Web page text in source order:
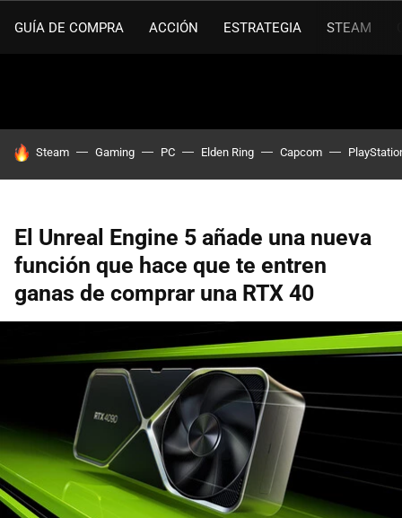
GUÍA DE COMPRA ACCIÓN ESTRATEGIA STEAM
HOY SE HABLA DE
Steam Gaming PC Elden Ring Capcom
El Unreal Engine 5 añade una nueva
función que hace que te entren
ganas de comprar una RTX 40